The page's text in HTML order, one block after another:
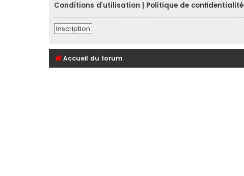
Conditions d’utilisation
Politique de confidentialité
Inscription
Accueil du forum